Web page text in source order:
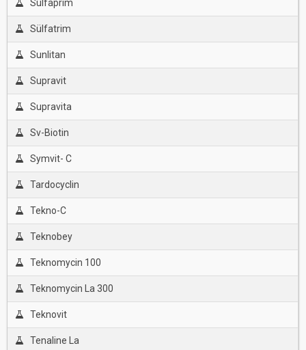
Sulfaprim
Sülfatrim
Sunlitan
Supravit
Supravita
Sv-Biotin
Symvit- C
Tardocyclin
Tekno-C
Teknobey
Teknomycin 100
Teknomycin La 300
Teknovit
Tenaline La